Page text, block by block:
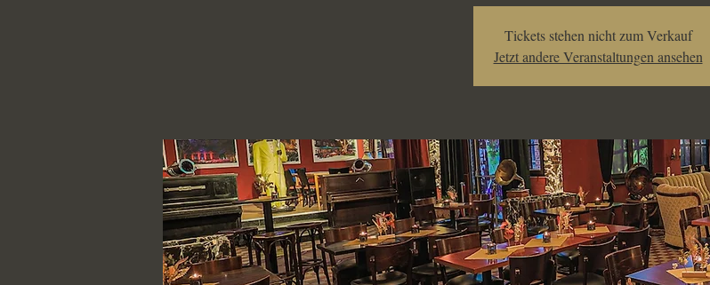
Tickets stehen nicht zum Verkauf
Jetzt andere Veranstaltungen ansehen